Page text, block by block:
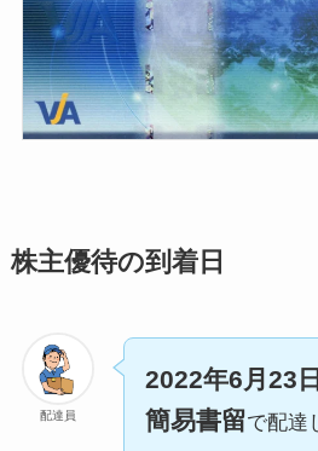
株主優待の到着日
配達員
2022年6月23日
簡易書留で配達